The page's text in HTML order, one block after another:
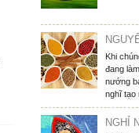
Khi
đang
nướng
nghĩ tạo
NGHỈ